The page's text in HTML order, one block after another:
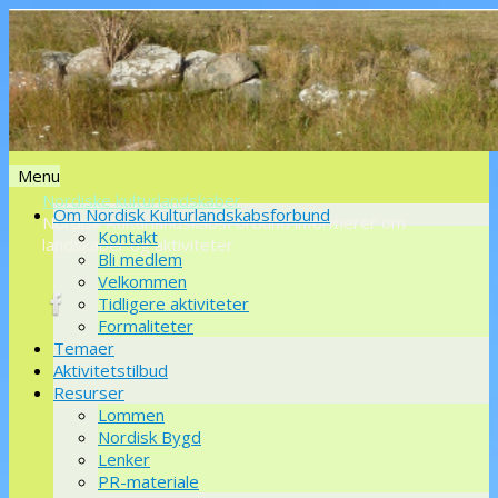
Nordiske kulturlandskaber
Nordisk KulturlandskabsForbund informerer om
landskaber og aktiviteter
Menu
Videre
indhold
Om Nordisk Kulturlandskabsforbund
Kontakt
Bli medlem
Velkommen
Tidligere aktiviteter
Formaliteter
Temaer
Aktivitetstilbud
Resurser
Lommen
Nordisk Bygd
Lenker
PR-materiale